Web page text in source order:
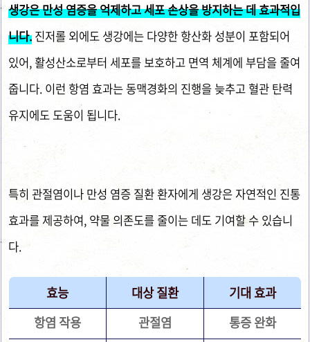
생강은 만성 염증을 억제하고 세포 손상을 방지하는 데 효과적입
니다. 진저롤 외에도 생강에는 다양한 항산화 성분이 포함되어
있어, 활성산소로부터 세포를 보호하고 면역 체계에 부담을 줄여
줍니다. 이런 항염 효과는 동맥경화의 진행을 늦추고 혈관 탄력
유지에도 도움이 됩니다.
특히 관절염이나 만성 염증 질환 환자에게 생강은 자연적인 진통
효과를 제공하여, 약물 의존도를 줄이는 데도 기여할 수 있습니
다.
효능 대상 질환
기대 효과
항염 작용
관절염
통증 완화